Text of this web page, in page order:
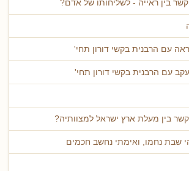
בין ראייה - לשליחותו של אדם?
עם הרבנית בקשי דורון תחי'
עם הרבנית בקשי דורון תחי'
בין מעלת ארץ ישראל למצוותיה?
שבת נחמו, ואימתי נחשב חכמים